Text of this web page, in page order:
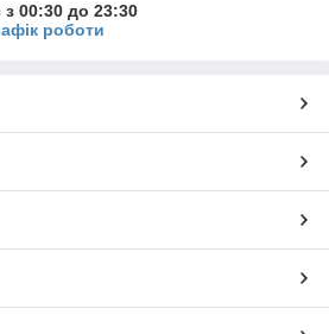
00:30 до 23:30
роботи